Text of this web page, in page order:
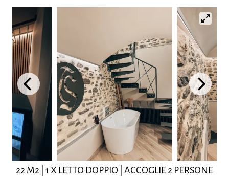
22 M2 1 X LETTO DOPPIO ACCOGLIE 2 PERSONE